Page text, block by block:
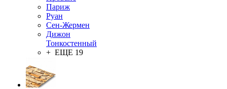
Париж
Руан
Сен-Жермен
Дижон
Тонкостенный
+ ЕЩЕ 19